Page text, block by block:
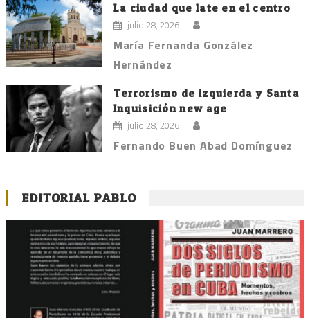
La ciudad que late en el centro
julio 28, 2026
María Fernanda González
Hernández
Terrorismo de izquierda y Santa
Inquisición new age
julio 28, 2026
Fernando Buen Abad Domínguez
EDITORIAL PABLO